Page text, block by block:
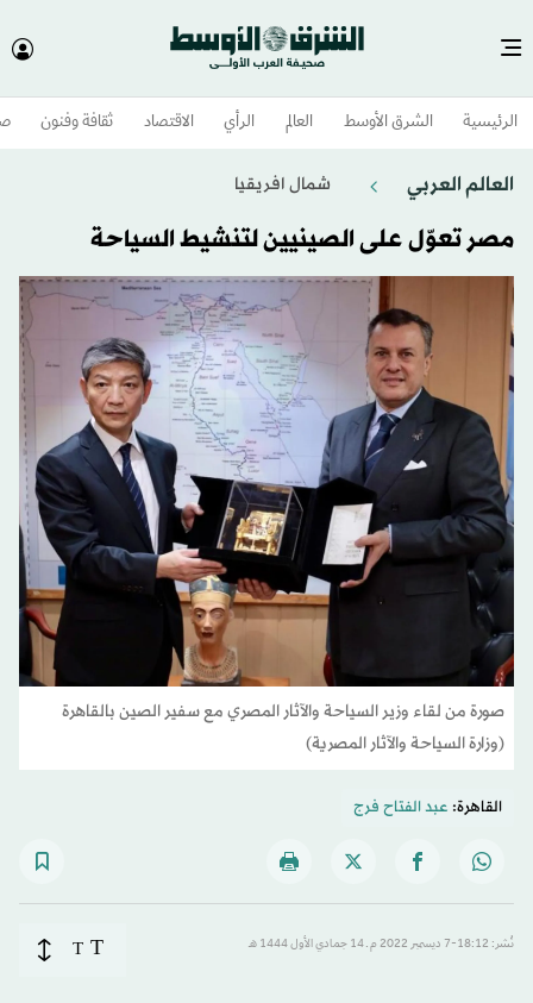
الرئيسية الشرق الأوسط​ العالم الرأي الاقتصاد ثقافة وفنون
العالم العربي شمال افريقيا
مصر تعوّل على الصينيين لتنشيط السياحة
صورة من لقاء وزير السياحة والآثار المصري مع سفير الصين بالقاهرة
(وزارة السياحة والآثار المصرية)
القاهرة: عبد الفتاح فرج
نُشر: 18:12-7 ديسمبر 2022 م ـ 14 جمادي الأول 1444 هـ T
T